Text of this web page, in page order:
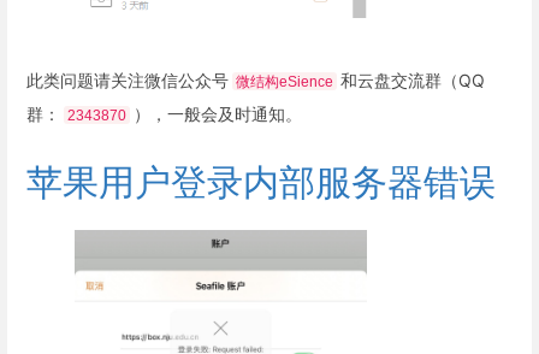
此类问题请关注微信公众号 微结构eSience 和云盘交流群（QQ
群：
2343870 ），一般会及时通知。
苹果用户登录内部服务器错误